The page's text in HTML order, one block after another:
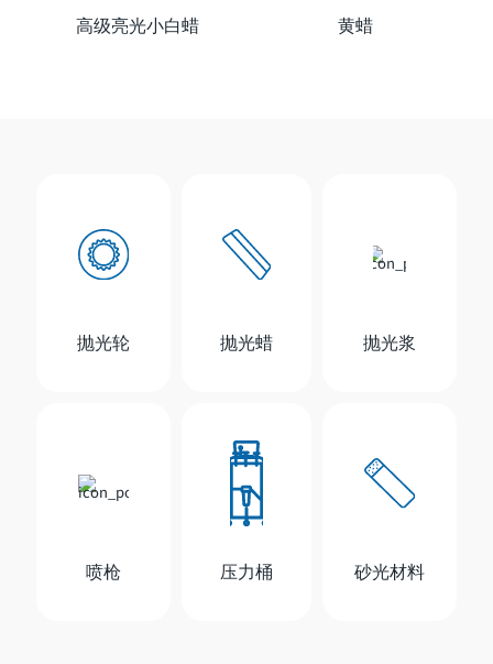
高级亮光小白蜡 黄蜡
抛光轮 抛光蜡 抛光浆
喷枪 压力桶 砂光材料